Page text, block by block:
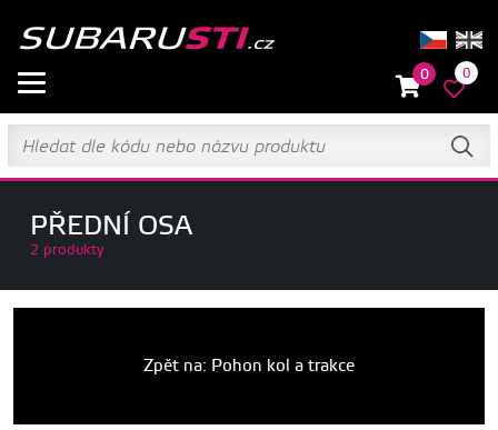
0 0
PŘEDNÍ OSA
2 produkty
Zpět na: Pohon kol a trakce